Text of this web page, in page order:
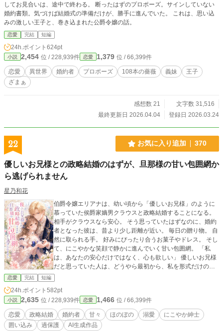
してお見合いは、途中で終わる。 断ったはずのプロポーズ。サインしていない
婚約書類。気づけば結婚式の準備だけが、勝手に進んでいた。 これは、思い込
みの激しい王子と、巻き込まれた公爵令嬢の話。
恋愛 完結 短編
24h.ポイント 624pt
小説 2,454 位 / 228,939件 恋愛 1,379 位 / 66,399件
恋愛 異世界 婚約者 プロポーズ 108本の薔薇 義妹
王子
ざまぁ
感想数 21
文字数 31,516
最終更新日 2026.04.04
登録日 2026.03.24
22 お気に入り追加 370
優しいお兄様との政略結婚のはずが、旦那様の甘い包囲網か
ら逃げられません
星乃和花
伯爵令嬢エリアナは、幼い頃から「優しいお兄様」のように
慕っていた侯爵家嫡男クラウスと政略結婚することになる。
相手がクラウスなら安心。 そう思っていたはずなのに、婚約
者となった彼は、昔より少し距離が近い。 毎日の贈り物。 自
然に取られる手。 好みにぴったり合うお菓子やドレス。 そし
て、にこやかな笑顔で静かに進んでいく甘い包囲網。 「私
は、あなたの安心だけではなく、心も欲しい」 優しいお兄様
だと思っていた人は、どうやら最初から、私を形式だけの妻
にするつもりなどなかったらしい。 にこやか紳士で強かな策
略家と、恋に気づいていく伯爵令嬢の、甘くてほのぼのな政
略結婚ラブストーリー。
恋愛 完結 短編
24h.ポイント 582pt
小説 2,635 位 / 228,939件 恋愛 1,466 位 / 66,399件
恋愛 政略結婚 婚約者 甘々 ほのぼの 溺愛
にこやか紳士
囲い込み
過保護 AI生成作品